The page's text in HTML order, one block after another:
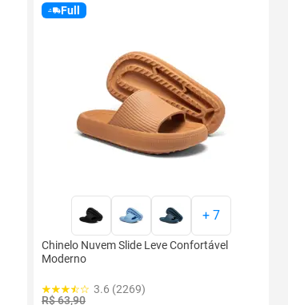
Full
+ 7
Chinelo Nuvem Slide Leve Confortável
Moderno
3.6 (2269)
R$ 63,90